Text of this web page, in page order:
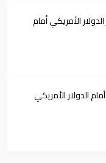
الأمريكي أمام
الدولار الأمريكي